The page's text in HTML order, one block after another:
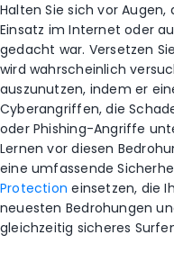
Halten Sie sich vor Augen,
Einsatz im Internet oder
gedacht war. Versetzen
wird wahrscheinlich
auszunutzen, indem er
Cyberangriffen, die
oder Phishing-Angriffe
Lernen vor diesen
eine umfassende
Protection einsetzen, die
neuesten Bedrohungen
gleichzeitig sicheres